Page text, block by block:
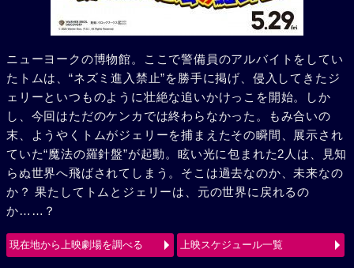
ニューヨークの博物館。ここで警備員のアルバイトをしてい
たトムは、“ネズミ進入禁止”を勝手に掲げ、侵入してきたジ
ェリーといつものように壮絶な追いかけっこを開始。しか
し、今回はただのケンカでは終わらなかった。もみ合いの
末、ようやくトムがジェリーを捕まえたその瞬間、展示され
ていた“魔法の羅針盤”が起動。眩い光に包まれた2人は、見知
らぬ世界へ飛ばされてしまう。そこは過去なのか、未来なの
か？ 果たしてトムとジェリーは、元の世界に戻れるの
か……？
現在地から上映劇場を調べる 上映スケジュール一覧